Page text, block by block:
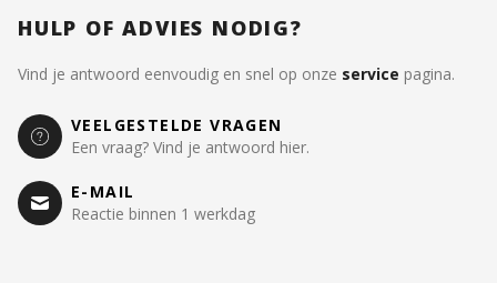
HULP OF ADVIES NODIG?
Vind je antwoord eenvoudig en snel op onze service pagina.
VEELGESTELDE VRAGEN
Een vraag? Vind je antwoord hier.
E-MAIL
Reactie binnen 1 werkdag